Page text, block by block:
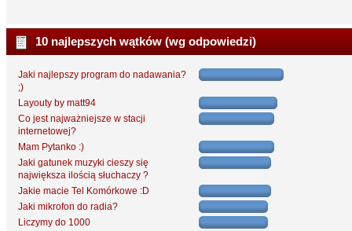
10 najlepszych wątków (wg odpowiedzi)
Jaki najlepszy program do nadawania?
;)
Layouty by matt94
Co jest najważniejsze w stacji
internetowej?
Mam Pytanko :)
Jaki gatunek muzyki cieszy się
największa ilością słuchaczy ?
Jakie macie Tel Komórkowe :D
Jaki mikrofon do radia?
Liczymy do 1000